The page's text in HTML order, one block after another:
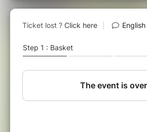
Cie Une autre Carmen - Théâtre
Lournand - 17h30
Cathy est une chanteuse
imprévisible : Elle respire,
Jack est un musicien-chanteur
autodidacte en guitare